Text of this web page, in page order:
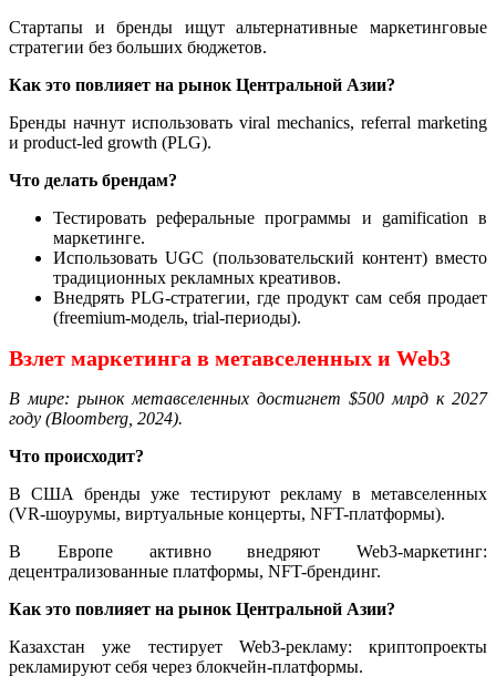
Стартапы и бренды ищут альтернативные маркетинговые
стратегии без больших бюджетов.
Как это повлияет на рынок Центральной Азии?
Бренды начнут использовать viral mechanics, referral marketing
и product-led growth (PLG).
Что делать брендам?
Тестировать реферальные программы и gamification в
маркетинге.
Использовать UGC (пользовательский контент) вместо
традиционных рекламных креативов.
Внедрять PLG-стратегии, где продукт сам себя продает
(freemium-модель, trial-периоды).
Взлет маркетинга в метавселенных и Web3
В мире: рынок метавселенных достигнет $500 млрд к 2027
году (Bloomberg, 2024).
Что происходит?
В США бренды уже тестируют рекламу в метавселенных
(VR-шоурумы, виртуальные концерты, NFT-платформы).
В Европе активно внедряют Web3-маркетинг:
децентрализованные платформы, NFT-брендинг.
Как это повлияет на рынок Центральной Азии?
Казахстан уже тестирует Web3-рекламу: криптопроекты
рекламируют себя через блокчейн-платформы.